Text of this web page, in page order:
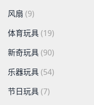
风扇 (9)
体育玩具(19)
新奇玩具(90)
乐器玩具(54)
节日玩具(7)